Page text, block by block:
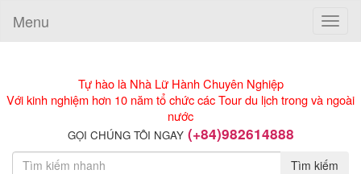
Toggle
Menu
Tự hào là Nhà Lữ Hành Chuyên Nghiệp
Với kinh nghiệm hơn 10 năm tổ chức các Tour du lịch trong và ngoài
nước
GỌI CHÚNG TÔI NGAY(+84)982614888
Tìm kiếm